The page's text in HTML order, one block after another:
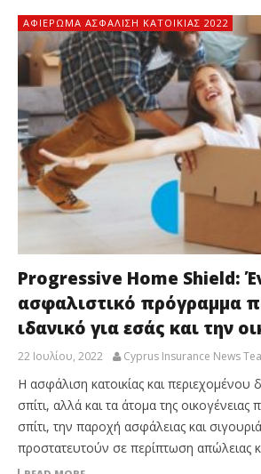
ΑΦΙΈΡΩΜΑ ΑΣΦΆΛΙΣΗ ΚΑΤΟΙΚΊΑΣ 2022
Progressive Home Shield:
ασφαλιστικό πρόγραμμα
ιδανικό για εσάς και την
22 Ιουλίου, 2022 Cyprus Insurance News
Η ασφάλιση κατοικίας και
σπίτι, αλλά και τα άτομα της
σπίτι, την παροχή ασφάλειας και
προστατευτούν σε περίπτωση απώλειας